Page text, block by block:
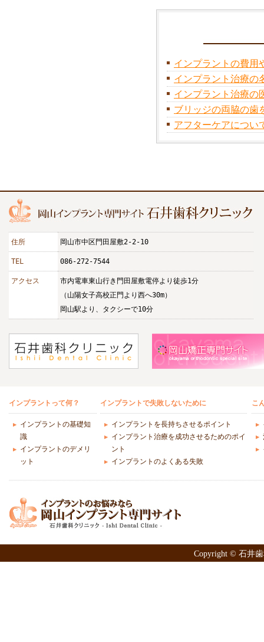
インプラントの費用
インプラント治療の
インプラント治療の
ブリッジの両脇の歯
アフターケアについ
住所 岡山市中区門田屋敷2-2-10
TEL 086-272-7544
アクセス
市内電車東山行き門田屋敷電停より徒歩1分
（山陽女子高校正門より西へ30m）
岡山駅より、タクシーで10分
インプラントって何？
インプラントの基礎知
識
インプラントのデメリ
ット
インプラントで失敗しないために
インプラントを長持ちさせるポイント
インプラント治療を成功させるためのポイ
ント
インプラントのよくある失敗
こ
Copyright © 石井